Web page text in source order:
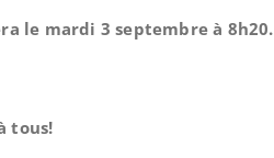
le mardi 3 septembre à 8h20.
tous!